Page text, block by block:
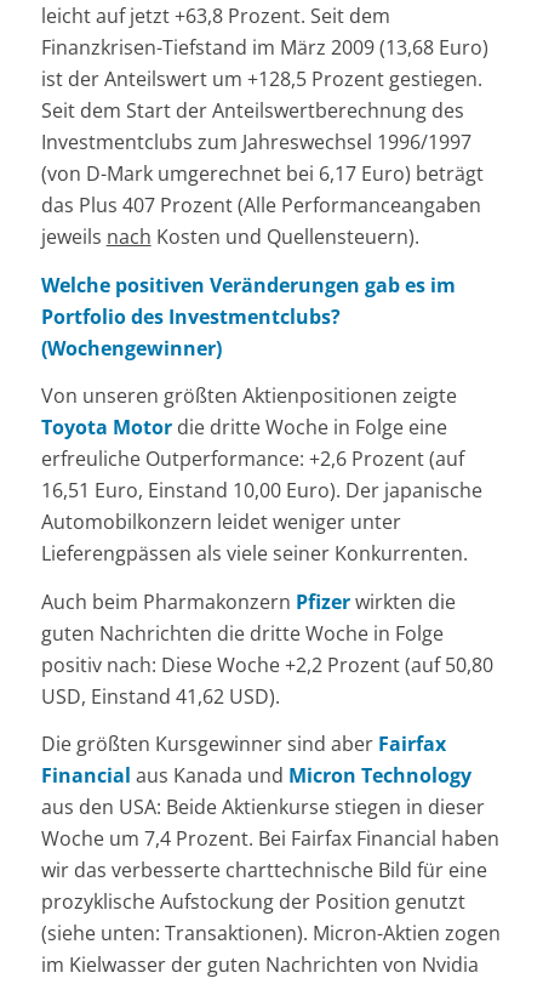
leicht auf jetzt +63,8 Prozent. Seit dem
Finanzkrisen-Tiefstand im März 2009 (13,68 Euro)
ist der Anteilswert um +128,5 Prozent gestiegen.
Seit dem Start der Anteilswertberechnung des
Investmentclubs zum Jahreswechsel 1996/1997
(von D-Mark umgerechnet bei 6,17 Euro) beträgt
das Plus 407 Prozent (Alle Performanceangaben
jeweils nach Kosten und Quellensteuern).
Welche positiven Veränderungen gab es im
Portfolio des Investmentclubs?
(Wochengewinner)
Von unseren größten Aktienpositionen zeigte
Toyota Motordie dritte Woche in Folge eine
erfreuliche Outperformance: +2,6 Prozent (auf
16,51 Euro, Einstand 10,00 Euro). Der japanische
Automobilkonzern leidet weniger unter
Lieferengpässen als viele seiner Konkurrenten.
Auch beim Pharmakonzern Pfizerwirkten die
guten Nachrichten die dritte Woche in Folge
positiv nach: Diese Woche +2,2 Prozent (auf 50,80
USD, Einstand 41,62 USD).
Die größten Kursgewinner sind aber Fairfax
Financial aus Kanada und Micron Technology
aus den USA: Beide Aktienkurse stiegen in dieser
Woche um 7,4 Prozent. Bei Fairfax Financial haben
wir das verbesserte charttechnische Bild für eine
prozyklische Aufstockung der Position genutzt
(siehe unten: Transaktionen). Micron-Aktien zogen
im Kielwasser der guten Nachrichten von Nvidia